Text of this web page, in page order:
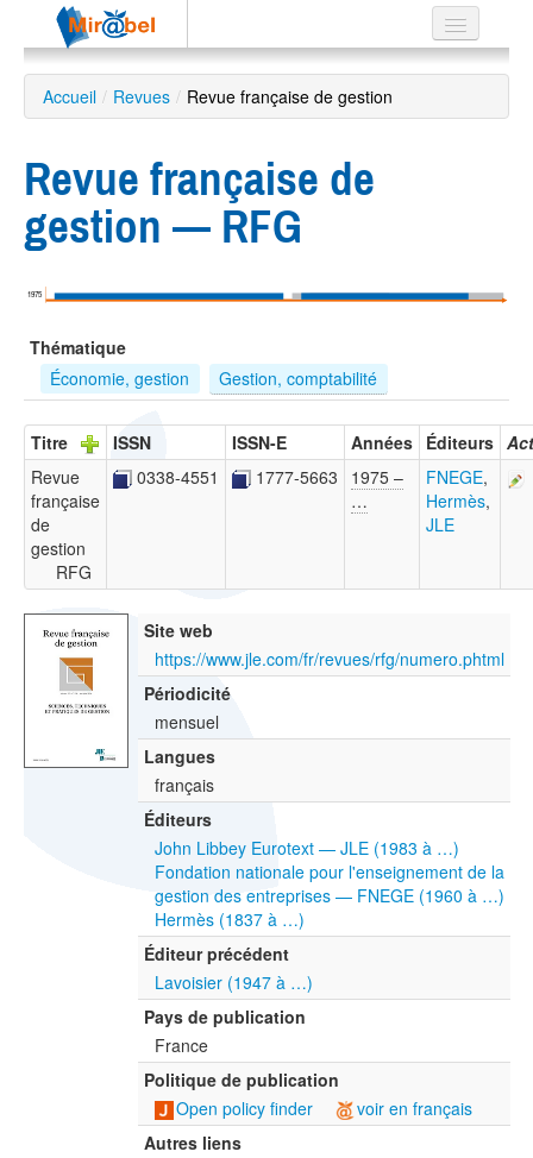
Le réseau
Soutien
Recherche
EN
ES
?
Accueil / Revues / Revue française de gestion
Revue française de
gestion — RFG
1975
Thématique
Économie, gestion
Gestion, comptabilité
Titre ISSN ISSN-E Années Éditeurs
Revue
française
de
gestion
RFG
0338-4551 1777-5663
1975 –
…
FNEGE,
Hermès,
JLE
Site web
https://www.jle.com/fr/revues/rfg/numero.phtml
Périodicité
mensuel
Langues
français
Éditeurs
John Libbey Eurotext — JLE (1983 à …)
Fondation nationale pour l'enseignement de la
gestion des entreprises — FNEGE (1960 à …)
Hermès (1837 à …)
Éditeur précédent
Lavoisier (1947 à …)
Pays de publication
France
Politique de publication
Open policy finder
voir en français
Autres liens